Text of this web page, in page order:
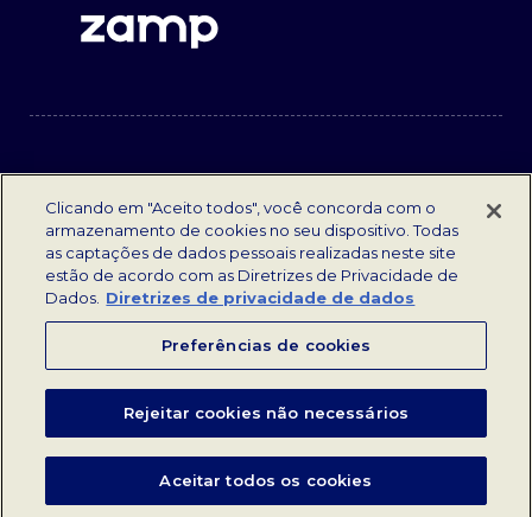
TODOS OS DIREITOS RESERVADOS | ZAMP 2023.
Termos e condições|Diretrizes de Privacidade de Dados
Fale Conosco | Opções de Privacidade
Clicando em "Aceito todos", você concorda com o
armazenamento de cookies no seu dispositivo. Todas
as captações de dados pessoais realizadas neste site
estão de acordo com as Diretrizes de Privacidade de
Dados. Diretrizes de privacidade de dados
Preferências de cookies
Rejeitar cookies não necessários
Aceitar todos os cookies